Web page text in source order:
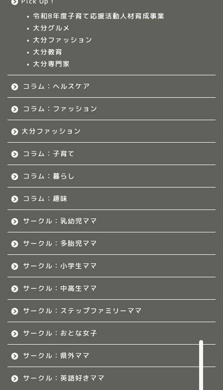
令和8年度子育て応援活動人材育成事業
大分グルメ
大分ファッション
大分教育
大分専門家
コラム：ヘルスケア
コラム：ファッション
大分ファッション
コラム：子育て
コラム：暮らし
コラム：趣味
サークル：乳幼児ママ
サークル：多胎児ママ
サークル：小学生ママ
サークル：中高生ママ
サークル：ステップファミリーママ
サークル：おとな女子
サークル：県外ママ
サークル：英語好きママ
福岡のママ集まれ！につ
佐賀のママ集まれ！につ
熊本のママ集まれ！につ
熊本ママのサークル